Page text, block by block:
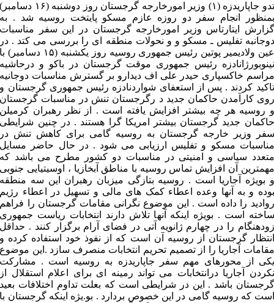
تدو جاپاریدزه (۱) وزیر امورخارجه گرجستان روز دوشنبه (۱۶ دسامبر)
بمنظور انجام سفر دو روزه عازم مسکو پایتخت روسیه شد . به
گزارش ایتارتاس وزیر امورخارجه گرجستان در این سفر مناسبات
دوجانبه تفلیس ـ مسکو و و نحولات منطقه ای را بررسی می کتد . در
عین ولادیمیر پوتین رئیس جمهوری روسیه روز یکشنبه (۱۵ دسامبر) با
نینوبورژانادزه رئیس جمهوری موقت گرجستان در باکو و درحاشیه
مراسم خاکسپاری حیدر علی اف دیدارو بر گسترش مناسبات دوجانیه
تاکید کردند . پس از استعفای شواردنادزه رئیس جمهوری گرجستان و
روی کارآمدن حاکمان جدید د رگرجستان تنش در مناسبات گرجستان
و روسیه هر چه بیشتر افزایش یافته است . از نظر رهبران کرمیلن
حاکمان جدید گرجستان بیشتر امریکا گرا هستند . در چنین شرایطی
سفر وزیر خارجه گرجستان به روسیه گامی برای کاهش تنش در
مناسبات مسکو و تفلیس ارزیابی می شود . در حال حاضر مسایل
متعدد سیاسی و امنیتی در مناسبات دو کشور مطرح می باشد که
مهمترین آن افزایش تماس روسیه با مناطق آبخازیا ، اوسیتیایی جنوبی
و بویژه آجاریا است . روسیه بتازگی میزبان رهبران این سه منطقه
بوده و به آنها وعده اعطاء کمک های مالی و تسهیل در اعطاء رژیم
روادید را داده است . این موضوع نگرانی مقامات گرجستان را فراهم
ساخته است . بویژه اینکه آنها تلاش دارند انتخابات ریاست جمهوری
زودهنگام را در چهارم ژانویه آتی در فضای آرام برگزار کنند . حداقل
انتظار گرجستان از روسیه آن است که از نفوذ خود استفاده کرده و
مقامات آجاریا را از تصمیم تحریم انتخابات منصرف سازد .این موضوع
یکی از محورهای مهم سفر جاپاریدزه به روسیه است . مشارکت
نکردن آجاریا درانتخابات می تواند رمینه ای برای اعلام استقلال از
گرجستان باشد . این در شرایطی است که بعلت تداوم اختلافات بعید
است که روسیه گامی در این خصوص بردارد . بو.یژه اینکه گرجستان با